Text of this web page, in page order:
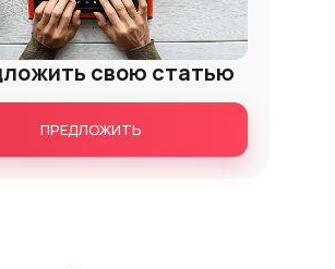
свою статью
ПРЕДЛОЖИТЬ